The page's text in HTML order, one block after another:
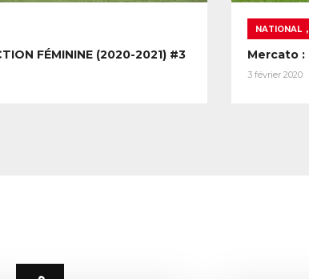
FÉMININE (2020-2021) #3
NATIONAL ,
Mercato :
3 février 2020